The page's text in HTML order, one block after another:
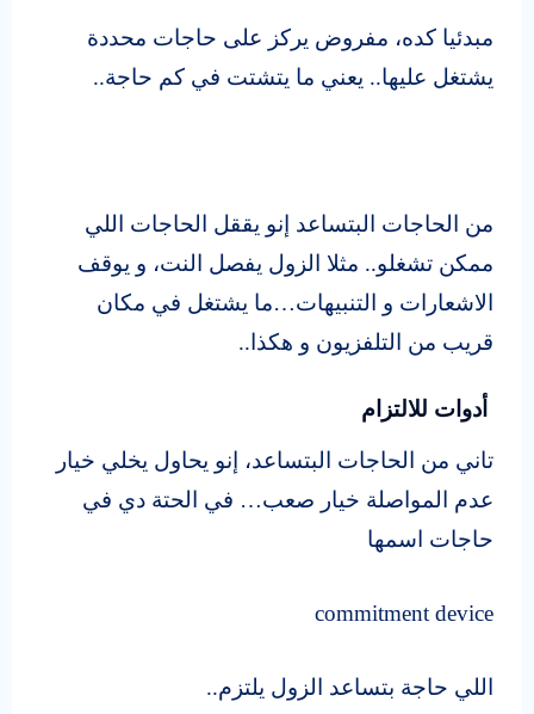
مبدئيا كده، مفروض يركز على حاجات محددة
يشتغل عليها.. يعني ما يتشتت في كم حاجة..
من الحاجات البتساعد إنو يققل الحاجات اللي
ممكن تشغلو.. مثلا الزول يفصل النت، و يوقف
الاشعارات و التنبيهات…ما يشتغل في مكان
قريب من التلفزيون و هكذا..
أدوات للالتزام
تاني من الحاجات البتساعد، إنو يحاول يخلي خيار
عدم المواصلة خيار صعب… في الحتة دي في
حاجات اسمها
commitment device
اللي حاجة بتساعد الزول يلتزم..